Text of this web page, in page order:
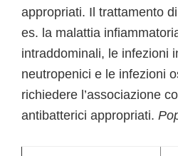
appropriati. Il trattamento
es. la malattia
intraddominali, le infezioni
neutropenici e le infezioni
richiedere l’associazione
antibatterici appropriati.